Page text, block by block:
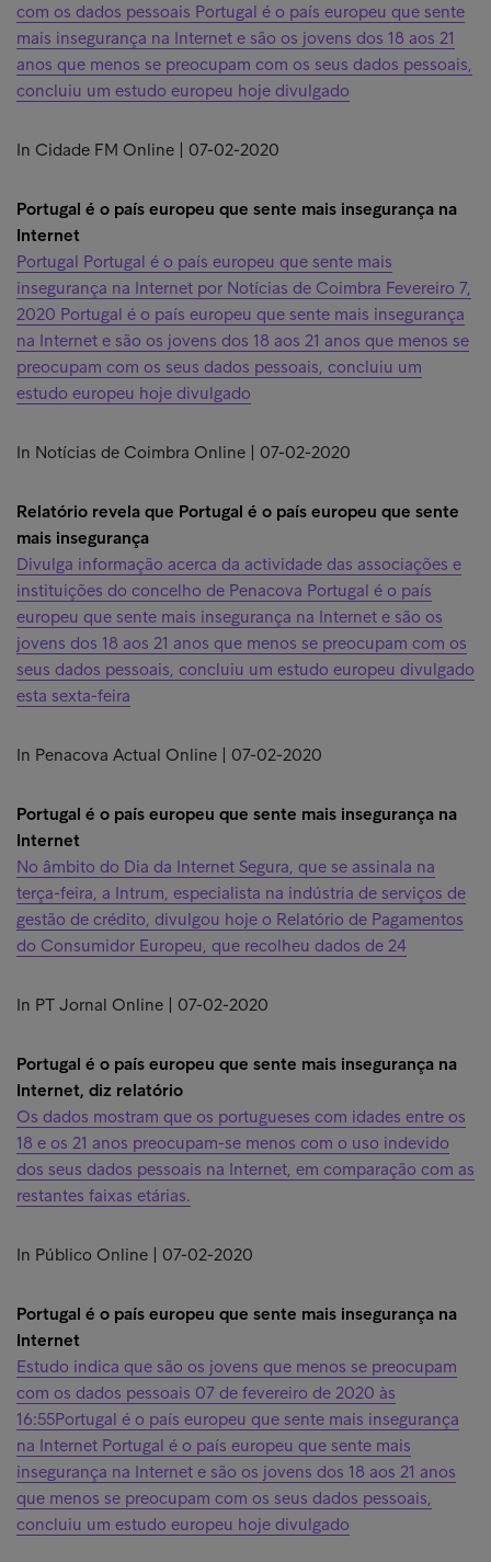
com os dados pessoais Portugal é o país europeu que sente
mais insegurança na Internet e são os jovens dos 18 aos 21
anos que menos se preocupam com os seus dados pessoais,
concluiu um estudo europeu hoje divulgado
In Cidade FM Online | 07-02-2020
Portugal é o país europeu que sente mais insegurança na
Internet
Portugal Portugal é o país europeu que sente mais
insegurança na Internet por Notícias de Coimbra Fevereiro 7,
2020 Portugal é o país europeu que sente mais insegurança
na Internet e são os jovens dos 18 aos 21 anos que menos se
preocupam com os seus dados pessoais, concluiu um
estudo europeu hoje divulgado
In Notícias de Coimbra Online | 07-02-2020
Relatório revela que Portugal é o país europeu que sente
mais insegurança
Divulga informação acerca da actividade das associações e
instituições do concelho de Penacova Portugal é o país
europeu que sente mais insegurança na Internet e são os
jovens dos 18 aos 21 anos que menos se preocupam com os
seus dados pessoais, concluiu um estudo europeu divulgado
esta sexta-feira
In Penacova Actual Online | 07-02-2020
Portugal é o país europeu que sente mais insegurança na
Internet
No âmbito do Dia da Internet Segura, que se assinala na
terça-feira, a Intrum, especialista na indústria de serviços de
gestão de crédito, divulgou hoje o Relatório de Pagamentos
do Consumidor Europeu, que recolheu dados de 24
In PT Jornal Online | 07-02-2020
Portugal é o país europeu que sente mais insegurança na
Internet, diz relatório
Os dados mostram que os portugueses com idades entre os
18 e os 21 anos preocupam-se menos com o uso indevido
dos seus dados pessoais na Internet, em comparação com as
restantes faixas etárias.
In Público Online | 07-02-2020
Portugal é o país europeu que sente mais insegurança na
Internet
Estudo indica que são os jovens que menos se preocupam
com os dados pessoais 07 de fevereiro de 2020 às
16:55Portugal é o país europeu que sente mais insegurança
na Internet Portugal é o país europeu que sente mais
insegurança na Internet e são os jovens dos 18 aos 21 anos
que menos se preocupam com os seus dados pessoais,
concluiu um estudo europeu hoje divulgado